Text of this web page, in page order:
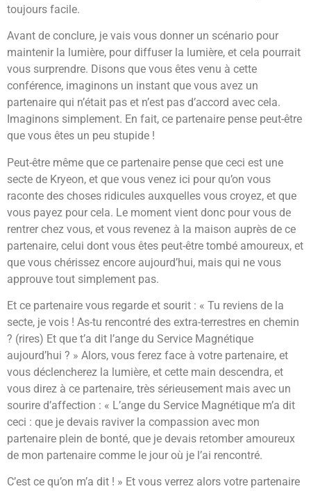
toujours facile.
Avant de conclure, je vais vous donner un scénario pour
maintenir la lumière, pour diffuser la lumière, et cela pourrait
vous surprendre. Disons que vous êtes venu à cette
conférence, imaginons un instant que vous avez un
partenaire qui n’était pas et n’est pas d’accord avec cela.
Imaginons simplement. En fait, ce partenaire pense peut-être
que vous êtes un peu stupide !
Peut-être même que ce partenaire pense que ceci est une
secte de Kryeon, et que vous venez ici pour qu’on vous
raconte des choses ridicules auxquelles vous croyez, et que
vous payez pour cela. Le moment vient donc pour vous de
rentrer chez vous, et vous revenez à la maison auprès de ce
partenaire, celui dont vous êtes peut-être tombé amoureux, et
que vous chérissez encore aujourd’hui, mais qui ne vous
approuve tout simplement pas.
Et ce partenaire vous regarde et sourit : « Tu reviens de la
secte, je vois ! As-tu rencontré des extra-terrestres en chemin
? (rires) Et que t’a dit l’ange du Service Magnétique
aujourd’hui ? » Alors, vous ferez face à votre partenaire, et
vous déclencherez la lumière, et cette main descendra, et
vous direz à ce partenaire, très sérieusement mais avec un
sourire d’affection : « L’ange du Service Magnétique m’a dit
ceci : que je devais raviver la compassion avec mon
partenaire plein de bonté, que je devais retomber amoureux
de mon partenaire comme le jour où je l’ai rencontré.
C’est ce qu’on m’a dit ! » Et vous verrez alors votre partenaire